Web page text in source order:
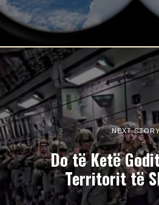
NEXT STORY
Do të Ketë
Territorit të